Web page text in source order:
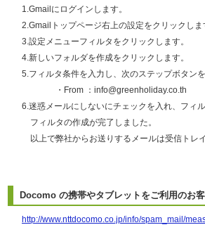
1.Gmailにログインします。
2.Gmailトップページ右上の設定をクリックしま
3.設定メニューフィルタをクリックします。
4.新しいフォルダを作成をクリックします。
5.フィルタ条件を入力し、次のステップボタン
・From ：info@greenholiday.co.th
6.迷惑メールにしないにチェックを入れ、フィ
フィルタの作成が完了しました。
以上で弊社からお送りするメールは受信トレ
Docomo の携帯やタブレットをご利用のお
http://www.nttdocomo.co.jp/info/spam_mail/